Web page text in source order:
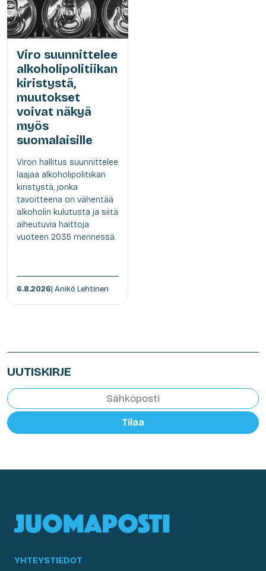
Viro suunnittelee
alkoholipolitiikan
kiristystä,
muutokset
voivat näkyä
myös
suomalaisille
Viron hallitus suunnittelee
laajaa alkoholipolitiikan
kiristystä, jonka
tavoitteena on vähentää
alkoholin kulutusta ja siitä
aiheutuvia haittoja
vuoteen 2035 mennessä.
6.8.2026| Anikó Lehtinen
UUTISKIRJE
Tilaa
YHTEYSTIEDOT